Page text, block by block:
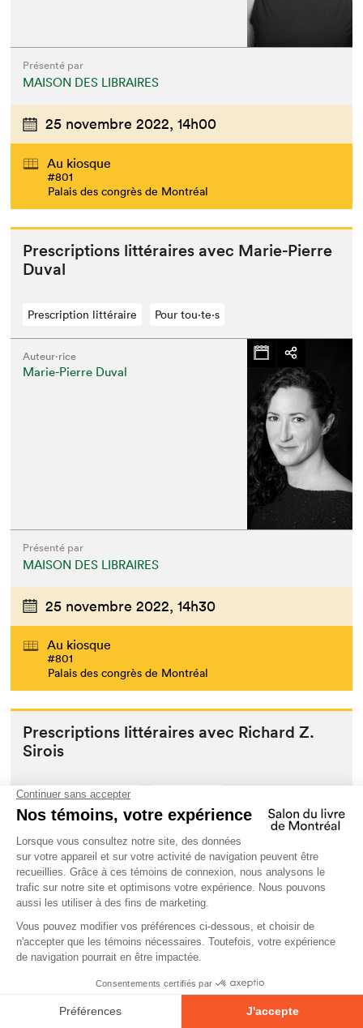
Présenté par
MAISON DES LIBRAIRES
25 novembre 2022, 14h00
Au kiosque
#801
Palais des congrès de Montréal
Pre­scrip­tions lit­téraires avec Marie-Pierre
Duval
Prescription littéraire Pour tou⋅te⋅s
Auteur·rice
Marie-Pierre Duval
Présenté par
MAISON DES LIBRAIRES
25 novembre 2022, 14h30
Au kiosque
#801
Palais des congrès de Montréal
Pre­scrip­tions lit­téraires avec Richard Z.
Sirois
Prescription littéraire
Auteur·rice
Richard Z. Sirois